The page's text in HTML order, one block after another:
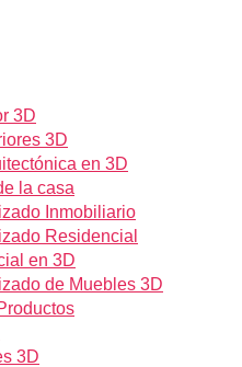
3D
3D
en 3D
la casa
Inmobiliario
Residencial
en 3D
de Muebles 3D
3D